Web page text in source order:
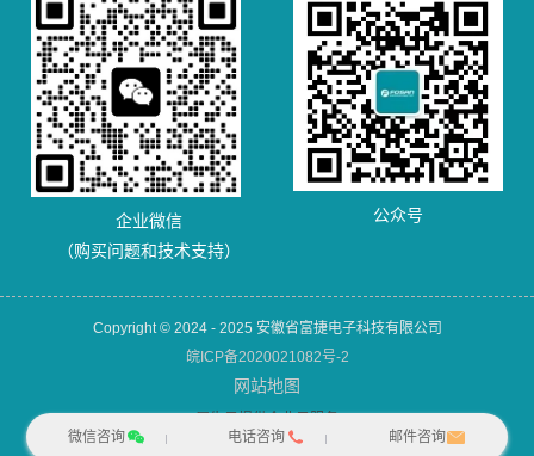
企业微信
（购买问题和技术支持）
公众号
Copyright © 2024 - 2025 安徽省富捷电子科技有限公司
皖ICP备2020021082号-2
网站地图
犀牛云提供企业云服务
微信咨询
电话咨询 邮件咨询